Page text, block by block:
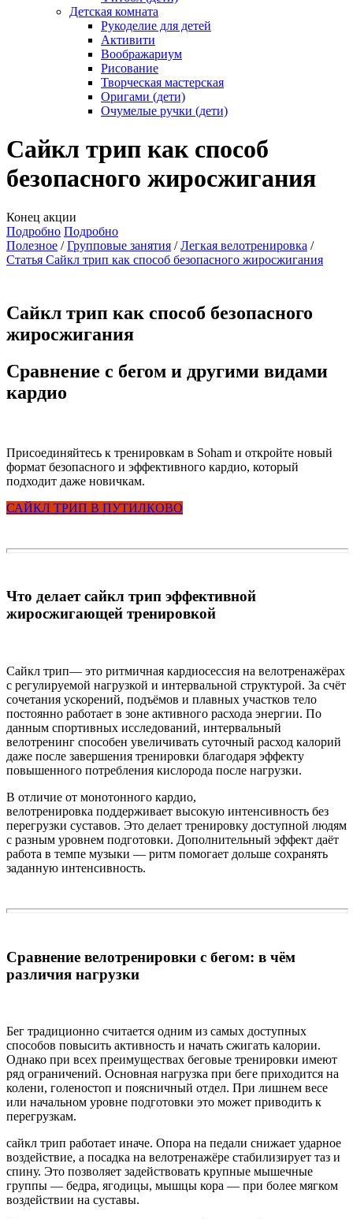
Детская комната
Рукоделие для детей
Активити
Воображариум
Рисование
Творческая мастерская
Оригами (дети)
Очумелые ручки (дети)
Сайкл трип как способ
безопасного жиросжигания
Конец акции
Подробно Подробно
Полезное
Групповые занятия
Легкая велотренировка
Статья Сайкл трип как способ безопасного жиросжигания
Сайкл трип как способ безопасного
жиросжигания
Сравнение с бегом и другими видами
кардио
Присоединяйтесь к тренировкам в Soham и откройте новый
формат безопасного и эффективного кардио, который
подходит даже новичкам.
САЙКЛ ТРИП В ПУТИЛКОВО
Что делает сайкл трип эффективной
жиросжигающей тренировкой
Сайкл трип— это ритмичная кардиосессия на велотренажёрах
с регулируемой нагрузкой и интервальной структурой. За счёт
сочетания ускорений, подъёмов и плавных участков тело
постоянно работает в зоне активного расхода энергии. По
данным спортивных исследований, интервальный
велотренинг способен увеличивать суточный расход калорий
даже после завершения тренировки благодаря эффекту
повышенного потребления кислорода после нагрузки.
В отличие от монотонного кардио,
велотренировка поддерживает высокую интенсивность без
перегрузки суставов. Это делает тренировку доступной людям
с разным уровнем подготовки. Дополнительный эффект даёт
работа в темпе музыки — ритм помогает дольше сохранять
заданную интенсивность.
Сравнение велотренировки с бегом: в чём
различия нагрузки
Бег традиционно считается одним из самых доступных
способов повысить активность и начать сжигать калории.
Однако при всех преимуществах беговые тренировки имеют
ряд ограничений. Основная нагрузка при беге приходится на
колени, голеностоп и поясничный отдел. При лишнем весе
или начальном уровне подготовки это может приводить к
перегрузкам.
сайкл трип работает иначе. Опора на педали снижает ударное
воздействие, а посадка на велотренажёре стабилизирует таз и
спину. Это позволяет задействовать крупные мышечные
группы — бедра, ягодицы, мышцы кора — при более мягком
воздействии на суставы.